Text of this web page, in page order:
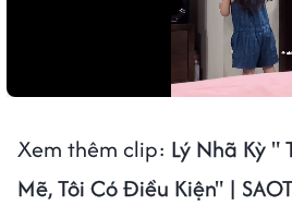
Xem thêm clip: Lý Nhã Kỳ "
Mẽ, Tôi Có Điều Kiện" |